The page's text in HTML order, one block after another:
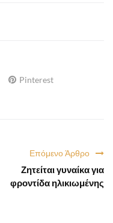
Pinterest
Επόμενο Άρθρο
Ζητείται γυναίκα για
φροντίδα ηλικιωμένης